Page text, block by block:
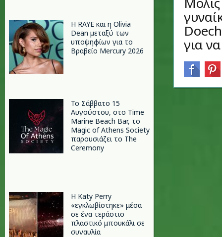
Η RAYE και η Olivia
Dean μεταξύ των
υποψηφίων για το
Βραβείο Mercury 2026
Το Σάββατο 15
Αυγούστου, στο Time
Marine Beach Bar, το
Magic of Athens Society
παρουσιάζει το The
Ceremony
H Katy Perry
«εγκλωβίστηκε» μέσα
σε ένα τεράστιο
πλαστικό μπουκάλι σε
συναυλία
για